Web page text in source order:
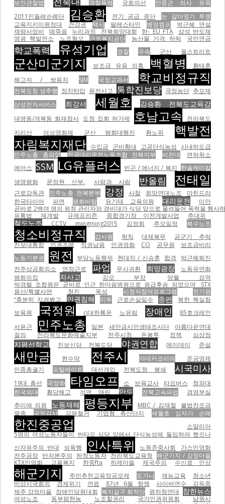
보안관찰법
경찰폭력 국회의선
안중근 의사 유묵
2011민들레순례단
김승환 전기 공급 중단
논 갈아엎기 투쟁
교육지키미원정대
건강권 택시 팔레스타인 병영캠프
박근혜 연설
재량사업비
떼죽음 누리과정 전북희망대회 한- EU FTA 삼성 반도체
영광 핵발전소
노조혐오 근로복지공단 농산물 가격 하락 국민연금
학교폭력 유성기업 경찰 구속 군산 월스트리트
군산미군기지 보조금 유용 의혹 백혈병
황태훈
해고자 / 쌍용차
SJM 국정교과서 학교비정규직
전북도청 성추행 정치탄압 원전사고 통합진보당 국정농단 추모제
삼성전자서비스
최강서 세월호 김승환 전북도교육감
대명동/개복동 화재참사 도청 집회 허가제 호남고속
전라북도
지리산
여성영화제 군산 평화대행진 환노위
핵발전
자림복지재단 수입금 군비확대 고공단식농성 사내하도급
민주노총 총파업
전국대리운전노동조합 전북지부 비전대
면허취소
에어쇼 SSM LG유플러스 빈곤 / 에너지 / 복지 한솔케미칼
생명평화
문정현 신부. 사람과 사람 반올림 전태일
근로감독관 민주노총 전북본부 강정 사찰 희망연대노조
마힌드라
한국타이어
파면 평화바람 유기태 교육의원 대리운전
미안
곧바로 2백여 명의 원청 관리자와 경비대가 식당 앞으로 몰려들어 폭력을 행
유통법
재개발 규제프리존 종합경기장 이전개발사업 추대위
철도노조 CCTV mingming2015 김정희 추모일정 복수노조
청소비정규직 감사원 학칙 대체복무
공군기 추락
진보대통합
인권조례 직권남용 인권영화 CO 공무원
보조금비리
노동기본권
원전 부당노동행위 현대차 / 신승훈 합격
박근혜퇴진
전주상공회의소
연장근로 파업 무사귀환 희망광장
노동유연화
평화의집
자사고 김모 부장
망월 묘역
박경렬 조합원은 곧바로 인근 한마음병원으로 응급후송 되었으며
STX
용산/특별사면
청진 옥성 시청자참여프로그램
전기원
“충분히 지켜봤고
인권침해 미투 근로손실일수 종편
북한 핵실험
보육원
국정원 cj대한통운 노유림 장애인
85호크레인
서윤근
민주노총 밀본 새만금시민생태조사단
아름다운연대
질의
전라북도문화예술지부 전주시청 돈봉투 정책 심상정
지평선학교 진보신당 전북도당 야권연합 메이데이 준설
새만금 현수막 전주시 아데카코리아
준공영제
민중총궐기
프탈레이트 대선개입 전북도청 봉쇄 시국미사
19대 총선 국정화 타임오프 소 보육교사 타요버스
청와대
한국외대
황당해고 석면 매립 만도 전북고속파업
경영부실
추미애 의원
노동재해 평등지부 MBC / 김재철
불법찬조금
멸종
국정감사 강제철거 기업형 축산단지 세월호 십자가 순례
한진중공업
소말리아
5명의 여성노동자들이 싼타모 식당 앞에서 단식농성에 돌입하려 했으나
신자유주의 반대
성폭행 인사특위 노동존중사회
가스민영화
전주공장 반자본주의 하청노동자 전라북도교육청 해군기지 / 강정마을
KTX민영화
교육복지 한중fta 하제마을 제국주의 수신료 인상
해군기지 주민추천교육장공모제 도가니 재능교육
청소년
비상시국회의
경제위기 연료 87년 6월 항쟁 사이버연수
김득중
제주 강정마을 장애인당원대회 복지갈구 화적단 원하청연대 참한뉴스
여성노조 동부팜한농 노조할권리 국가인권위원회
남원시